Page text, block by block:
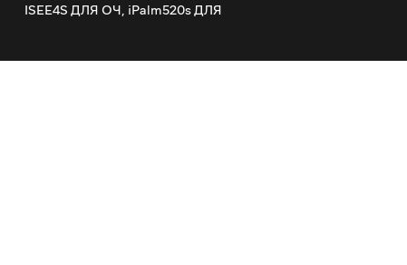
ISEE4S ДЛЯ ОЧ, iPalm520s ДЛЯ